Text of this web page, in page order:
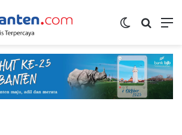
Switch skin